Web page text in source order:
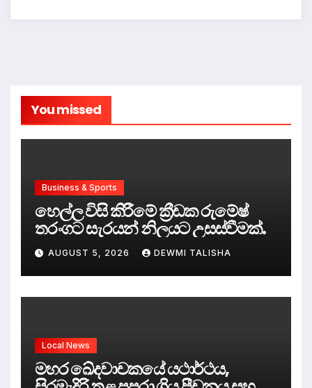
You missed
Business & Sports
හෙල්ල විසි කිරීමේ ක්‍රීඩක රුමේෂ්
තරංගට සැරයන් නිලයට උසස්වීමක්.
AUGUST 5, 2026 DEWMI TALISHA
Local News
මහර ඛේදවාචකයේ යථාර්ථය,